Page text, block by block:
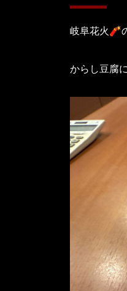
岐阜花火🧨
からし豆腐